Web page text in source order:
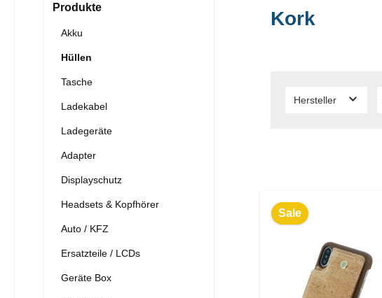
Produkte
Akku
Hüllen
Tasche
Ladekabel
Ladegeräte
Adapter
Displayschutz
Headsets & Kopfhörer
Auto / KFZ
Ersatzteile / LCDs
Geräte Box
Kork
Hersteller
Sale